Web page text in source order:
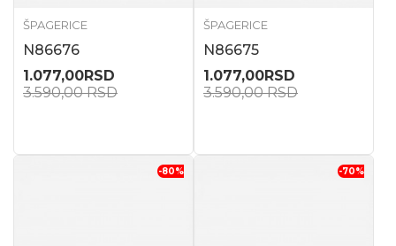
ŠPAGERICE
N86676
1.077,00RSD
3.590,00RSD
ŠPAGERICE
N86675
1.077,00RSD
3.590,00RSD
-80% -70%